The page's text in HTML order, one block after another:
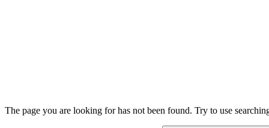
The page you are looking for has not been found. Try to use